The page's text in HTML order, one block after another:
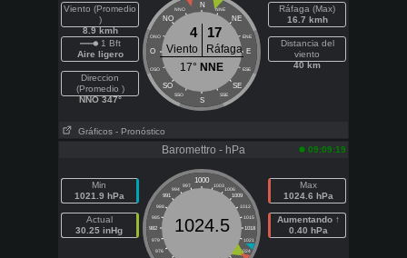
Viento (Promedio
)
8.9 kmh
1 Bft
Aire ligero
Direccion
(Promedio )
NNO 347°
N
NNO NNE
NO NE
ONO ENE
O E
OSO ESE
SO SE
SSO SSE
S
4 17
Viento
Ráfaga
17° NNE
Ráfaga (Max)
16.7 kmh
Distancia del
viento
40 km
Gráficos - Pronóstico
Baromettro - hPa 09:09:19
Min
1021.9 hPa
Actual
30.25 inHg
1000
997 1003
994
1006
991
1009
988
1012
985
1015
982
1018
979
1021
976
1024
1024.5
Max
1024.6 hPa
Aumentando ↑
0.40 hPa